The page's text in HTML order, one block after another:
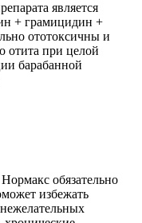
является
+ грамицидин +
ототоксичны и
отита при целой
барабанной
обязательно
избежать